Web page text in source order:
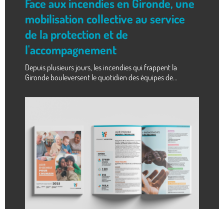
mobilisation collective au service
de la protection et de
l'accompagnement
Depuis plusieurs jours, les incendies qui frappent la
Gironde bouleversent le quotidien des équipes de...